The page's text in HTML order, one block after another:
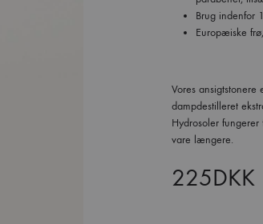
Brug indenfor
Europæiske
Vores
dampdestilleret
Hydrosoler
vare længere.
225DKK